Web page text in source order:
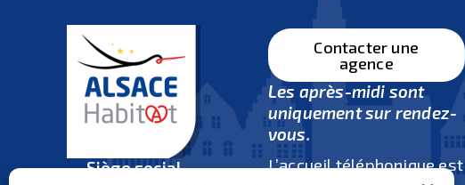
Siège social
Contacter une
agence
Les après-midi sont
uniquement sur rendez-
vous.
L’accueil téléphonique est